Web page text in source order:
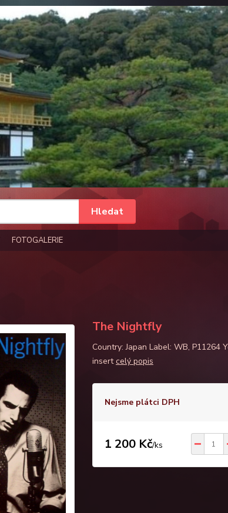
FOTOGALERIE
Hledat
The Nightfly
Country: Japan Label: WB, P11264
insertcelý popis
Nejsme plátci DPH
1 200 Kč/ks